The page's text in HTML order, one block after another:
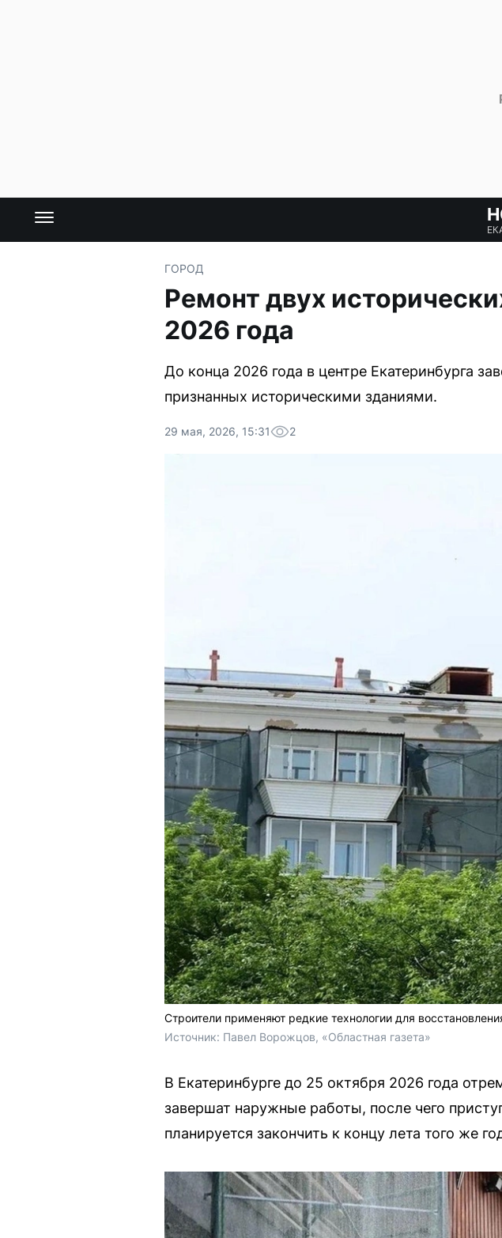
ГОРОД
Ремонт двух
2026 года
До конца 2026 года в центре Екатеринбурга
признанных историческими зданиями.
29 мая, 2026, 15:31 2
Строители применяют редкие технологии для
Источник: Павел Ворожцов, «Областная газета»
В Екатеринбурге до 25 октября 2026 года
завершат наружные работы, после чего
планируется закончить к концу лета того же